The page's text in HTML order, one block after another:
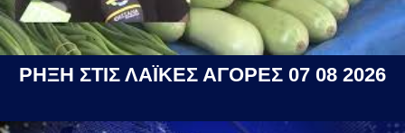
ΡΗΞΗ ΣΤΙΣ ΛΑΪΚΕΣ ΑΓΟΡΕΣ 07 08 2026